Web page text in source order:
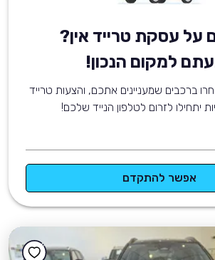
על עסקת טרייד אין?
למקום הנכון!
ברכבים שמעניינים אתכם, והצעות טרייד
יתחילו לזרום לטלפון הנייד שלכם!
אפשר להתקדם